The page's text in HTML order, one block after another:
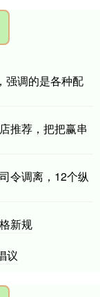
强调的是各种配
推荐，把把赢串
令调离，12个纵
新规
议